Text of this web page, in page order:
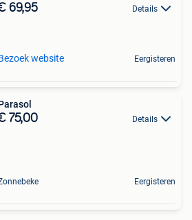
69,95 Details
website Eergisteren
75,00 Details
Eergisteren